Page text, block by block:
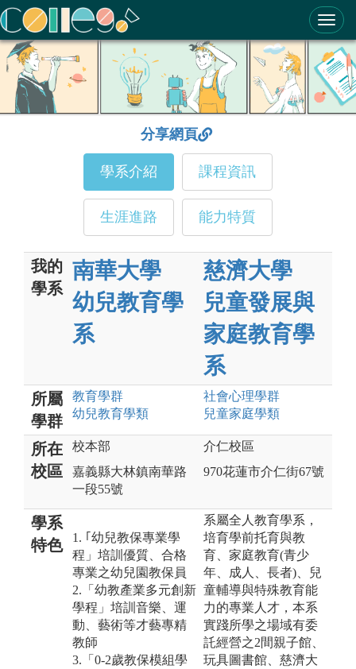
ColleGo! 大學選才與高中育才輔助系統
分享網頁
學系介紹 課程資訊
生涯進路 能力特質
我的
學系
南華大學
幼兒教育學
系
慈濟大學
兒童發展與
家庭教育學
系
所屬
學群
教育學群
幼兒教育學類
社會心理學群
兒童家庭學類
所在
校區
校本部
嘉義縣大林鎮南華路
一段55號
介仁校區
970花蓮市介仁街67號
學系
特色
1. ｢幼兒教保專業學
程」培訓優質、合格
專業之幼兒園教保員
2.「幼教產業多元創新
學程」培訓音樂、運
動、藝術等才藝專精
教師
3.「0-2歲教保模組學
系屬全人教育學系，
培育學前托育與教
育、家庭教育(青少
年、成人、長者)、兒
童輔導與特殊教育能
力的專業人才，本系
實踐所學之場域有委
託經營之2間親子館、
玩具圖書館、慈濟大